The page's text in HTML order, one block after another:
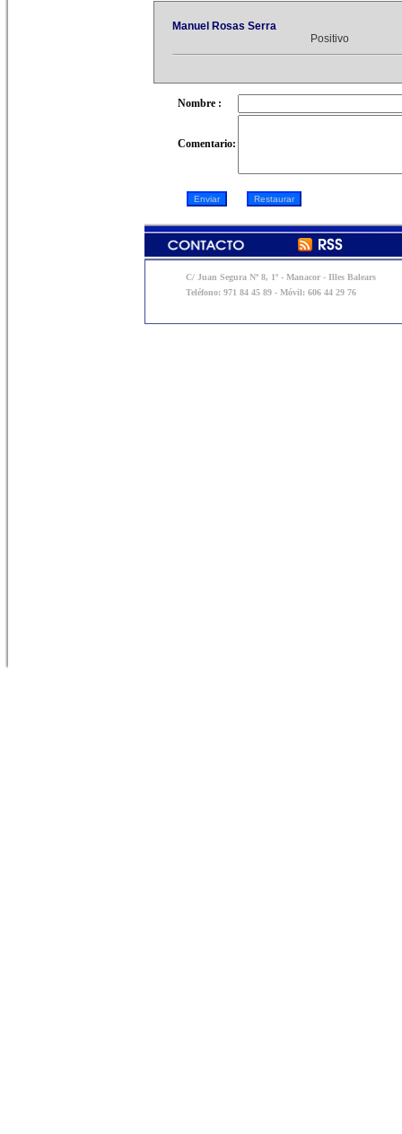
Manuel Rosas Serra
Positivo
Nombre :
Comentario:
C/ Juan Segura Nº 8, 1º - Manacor - Illes Balears
Teléfono: 971 84 45 89 - Móvil: 606 44 29 76